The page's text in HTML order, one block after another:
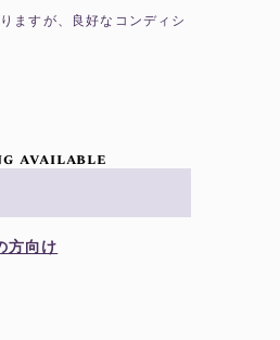
ますが、良好なコンディシ
available
方向け